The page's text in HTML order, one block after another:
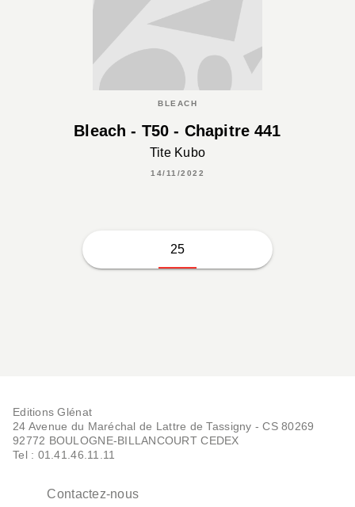
BLEACH
Bleach - T50 - Chapitre 441
Tite Kubo
14/11/2022
25
Editions Glénat
24 Avenue du Maréchal de Lattre de Tassigny - CS 80269
92772 BOULOGNE-BILLANCOURT CEDEX
Tel : 01.41.46.11.11
Contactez-nous